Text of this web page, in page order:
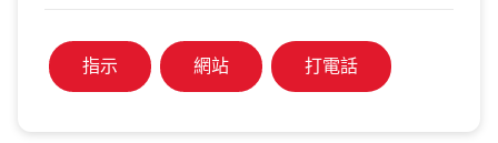
指示 網站 打電話